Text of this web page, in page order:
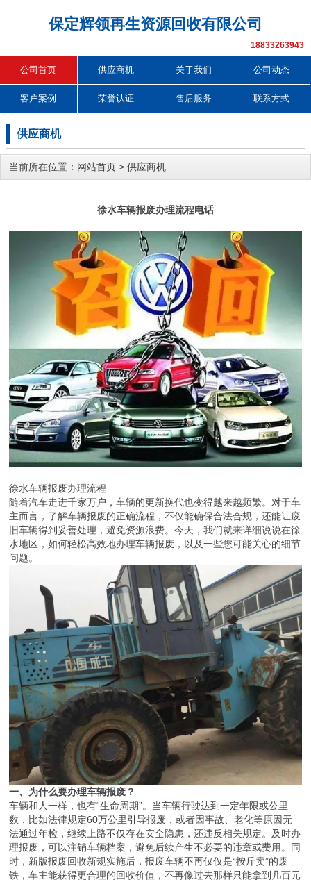
保定辉领再生资源回收有限公司
18833263943
公司首页 供应商机 关于我们 公司动态
客户案例 荣誉认证 售后服务 联系方式
供应商机
当前所在位置： 网站首页 > 供应商机
徐水车辆报废办理流程电话
徐水车辆报废办理流程
随着汽车走进千家万户，车辆的更新换代也变得越来越频繁。对于车
主而言，了解车辆报废的正确流程，不仅能确保合法合规，还能让废
旧车辆得到妥善处理，避免资源浪费。今天，我们就来详细说说在徐
水地区，如何轻松高效地办理车辆报废，以及一些您可能关心的细节
问题。
一、为什么要办理车辆报废？
车辆和人一样，也有“生命周期”。当车辆行驶达到一定年限或公里
数，比如法律规定60万公里引导报废，或者因事故、老化等原因无
法通过年检，继续上路不仅存在安全隐患，还违反相关规定。及时办
理报废，可以注销车辆档案，避免后续产生不必要的违章或费用。同
时，新版报废回收新规实施后，报废车辆不再仅仅是“按斤卖”的废
铁，车主能获得更合理的回收价值，不再像过去那样只能拿到几百元